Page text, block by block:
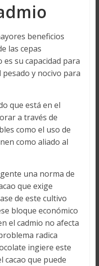
beneficios
las cepas
su capacidad para
y nocivo para
que está en el
a través de
como el uso de
como aliado al
una norma de
que exige
de este cultivo
bloque económico
el cadmio no afecta
radica
ingiere este
cacao que puede